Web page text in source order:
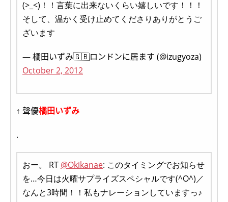
(>_<)！！言葉に出来ないくらい嬉しいです！！！
そして、温かく受け止めてくださりありがとうご
ざいます
— 橘田いずみ🇬🇧ロンドンに居ます (@izugyoza)
October 2, 2012
↑ 聲優橘田いずみ
.
おー。 RT @Okikanae: このタイミングでお知らせ
を…今日は火曜サプライズスペシャルです(^O^)／
なんと3時間！！私もナレーションしていますっ♪